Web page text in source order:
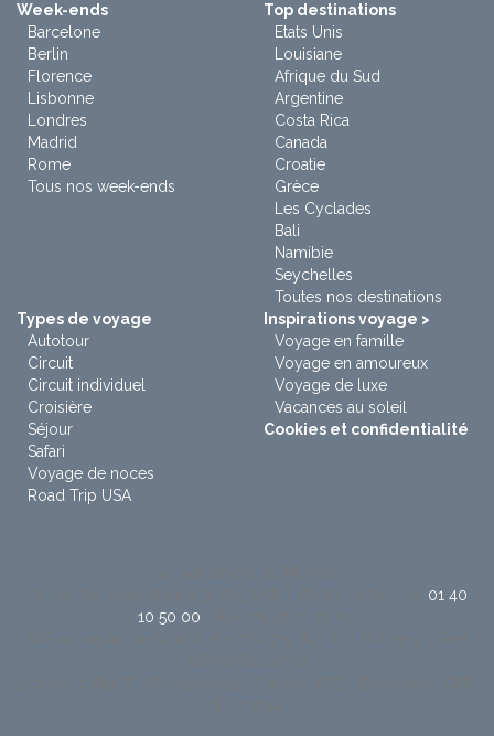
Week-ends
Barcelone
Berlin
Florence
Lisbonne
Londres
Madrid
Rome
Tous nos week-ends
Top destinations
Etats Unis
Louisiane
Afrique du Sud
Argentine
Costa Rica
Canada
Croatie
Grèce
Les Cyclades
Bali
Namibie
Seychelles
Toutes nos destinations
Types de voyage
Autotour
Circuit
Circuit individuel
Croisière
Séjour
Safari
Voyage de noces
Road Trip USA
Inspirations voyage >
Voyage en famille
Voyage en amoureux
Voyage de luxe
Vacances au soleil
Cookies et confidentialité
01 40
10 50 00